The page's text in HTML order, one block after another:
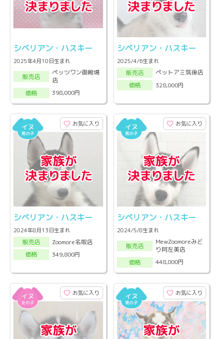
シベリアン・ハスキー
2025年4月10日生まれ
販売店
ペッツワン御殿場
店
価格
398,000円
シベリアン・ハスキー
2025/4/6生まれ
販売店
ペットアミ筑後店
価格
328,000円
お気に入り
シベリアン・ハスキー
2024年8月13日生まれ
販売店
Zoomore名取店
価格
349,800円
お気に入り
シベリアン・ハスキー
2024/5/8生まれ
販売店
MewZoomoreみど
り阿左美店
価格
448,000円
お気に入り お気に入り